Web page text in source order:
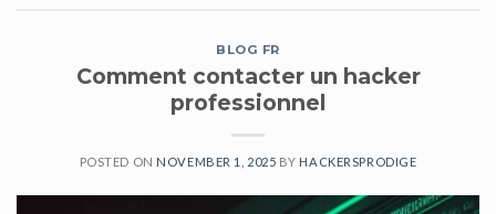
BLOG FR
Comment contacter un hacker
professionnel
POSTED ON NOVEMBER 1, 2025 BY HACKERSPRODIGE